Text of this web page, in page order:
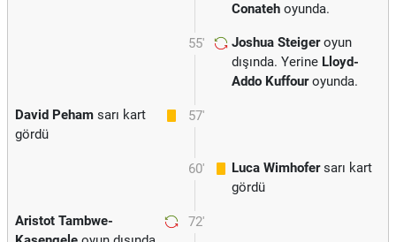
Conateh oyunda.
55' Joshua Steigeroyun
dışında. Yerine Lloyd-
Addo Kuffouroyunda.
57'
David Peham sarı kart
gördü
60' Luca Wimhofersarı kart
gördü
72'
Aristot Tambwe-